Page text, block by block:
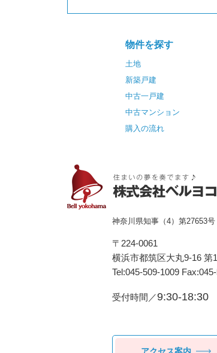
物件を探す
土地
新築戸建
中古一戸建
中古マンション
購入の流れ
神奈川県知事（4）第27653号
〒224-0061
横浜市都筑区⼤丸9-16 第
Tel:045-509-1009
受付時間／9:30-18:30